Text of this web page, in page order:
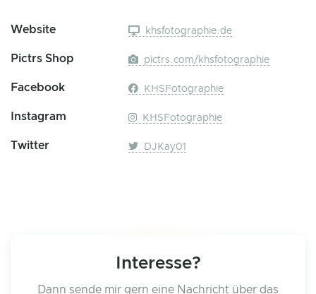
Website khsfotographie.de
Pictrs Shop pictrs.com/khsfotographie
Facebook KHSFotographie
Instagram KHSFotographie
Twitter DJKay01
Interesse?
Dann sende mir gern eine Nachricht über das